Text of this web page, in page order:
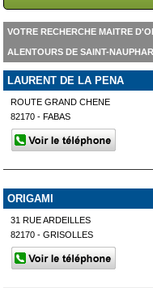
VOTRE RECHERCHE MAITRE
ALENTOURS DE SAINT-
LAURENT DE LA PENA
ROUTE GRAND CHENE
82170 - FABAS
ORIGAMI
31 RUE ARDEILLES
82170 - GRISOLLES